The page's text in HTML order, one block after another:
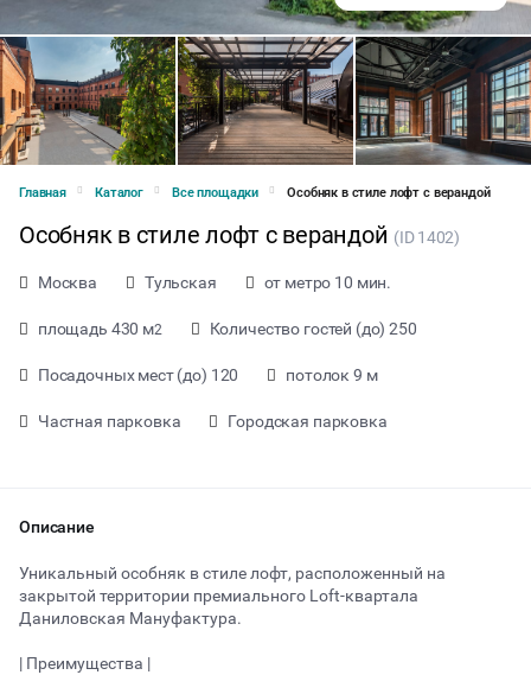
Главная Каталог Все площадки Особняк в стиле лофт с верандой
Особняк в стиле лофт с верандой (ID 1402)
Москва Тульская от метро 10 мин.
площадь 430 м2 Количество гостей (до) 250
Посадочных мест (до) 120 потолок 9 м
Частная парковка Городская парковка
Описание
Уникальный особняк в стиле лофт, расположенный на
закрытой территории премиального Loft-квартала
Даниловская Мануфактура.
| Преимущества |
от 160000 ₽ за день